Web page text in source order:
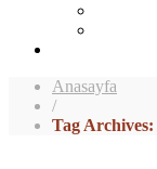
Anasayfa
/
Tag